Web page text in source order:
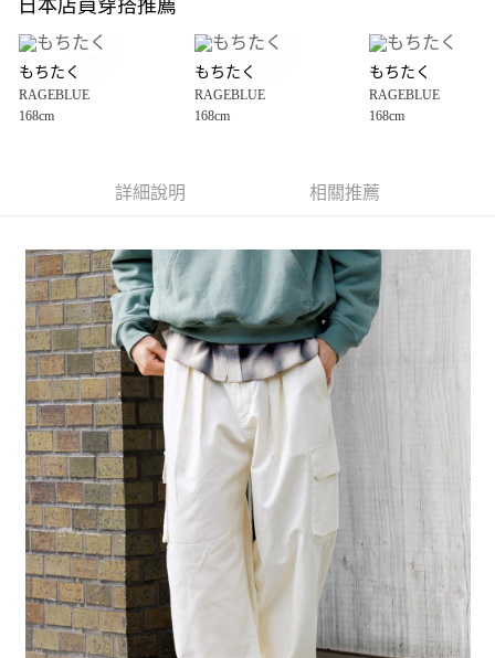
大哥付你分期
【大哥付你分期使用說明】
1.本服務由台灣大哥大提供，台灣大哥大用戶可立即使用無須另外申請。
2.付款方式選擇「大哥付你分期」，訂單成立後會自動跳轉到大哥付的交易
3.實際核准額度、可分期數及費用金額請依後續交易確認頁面所載為準。
4.訂單成立30分鐘內，如未前往確認交易或遇審核未通過，訂單將自動取
【繳款方式說明】
1.分期款項不併入電信帳單，「大哥付你分期」於每月結算日後寄送繳費提
醒簡訊。
2.透過簡訊連結打開帳單後，可選擇「超商條碼／台灣大直營門市／銀行轉
帳／街口支付／iPASS MONEY」等通路繳費。
【注意事項】
1.本服務係由「台灣大哥大股份有限公司」（以下簡稱本公司）所提供，讓
用戶於交易時，得透過本服務購買商品或服務，並由商店將買賣／分期付款
買賣價金債權讓與本公司後，依約使用本公司帳單繳交帳款。
2.基於同意付款使用「大哥付你分期」之契約關係目的，商店將以您的個人
資料（包含姓名、電話或地址）提供予台灣大哥大進項蒐集、處理及利用，
由本公司與您本人進行分期帳單所需資料之確認、核對及更正。
3.完整用戶服務條款，請詳閱以下連結：
AFTEE先享後付
３．安心：先確認商品／服務後，再付款。
【「AFTEE先享後付」結帳流程】
１．於結帳方式選擇「AFTEE先享後付」後，將跳轉至「AFTEE先享後付」
結帳頁面，進行簡訊認證並確認金額後，即可完成結帳。
２．訂單成立數日內，您將收到繳費通知簡訊。
３．收到繳費通知簡訊後14天內，點擊此簡訊中的連結，可透過四大超商／
ATM／網路銀行／等多元方式進行付款，方視為交易完成。
※ 請注意：結帳手續完成當下不需立刻繳費，但若您需要取消訂單，請聯絡
購買商品的店家。未經商家同意取消之訂單仍視為有效，需透過AFTEE先享
後付繳納相關費用。
※ 交易是否成功請以「AFTEE先享後付 」之結帳頁面顯示為準，若有關於
是否繳費成功／繳費後需取消欲退款等相關疑問，請聯繫「AFTEE先享後付
客戶支援中心」https://netprotections.freshdesk.com/support/home
【注意事項】
１．透過由恩沛科技股份有限公司提供之「AFTEE先享後付」服務完成之交
易，需依本服務之必要範圍內提供個人資料，並將交易相關給付款項請求債
權轉讓予恩沛科技股份有限公司。
２．關於個人資料處理事宜，請瀏覽以下網址：
https://aftee.tw/terms/#terms3
３．未成年的使用者請事先徵得法定代理人或監護人之同意方可使用
每筆NT$80，滿NT$888(含以上)免運費
付款後 全家取貨
每筆NT$80，滿NT$888(含以上)免運費
7-11 取貨付款
每筆NT$80，滿NT$1,500(含以上)免運費
付款後 7-11取貨
每筆NT$80，滿NT$1,500(含以上)免運費
宅配
每筆NT$80，滿NT$1,500(含以上)免運費
日本店員穿搭推薦
もちたく
RAGEBLUE
168cm
もちたく
RAGEBLUE
168cm
もちたく
RAGEBLUE
168cm
詳細說明 相關推薦